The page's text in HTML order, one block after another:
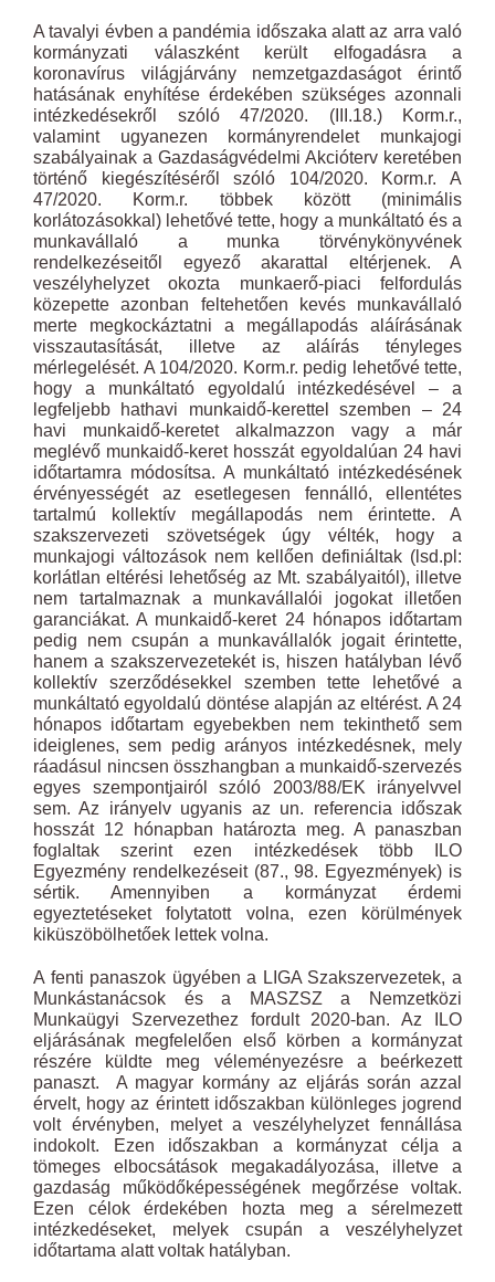
A tavalyi évben a pandémia időszaka alatt az arra való
kormányzati válaszként került elfogadásra a
koronavírus világjárvány nemzetgazdaságot érintő
hatásának enyhítése érdekében szükséges azonnali
intézkedésekről szóló 47/2020. (III.18.) Korm.r.,
valamint ugyanezen kormányrendelet munkajogi
szabályainak a Gazdaságvédelmi Akcióterv keretében
történő kiegészítéséről szóló 104/2020. Korm.r. A
47/2020. Korm.r. többek között (minimális
korlátozásokkal) lehetővé tette, hogy a munkáltató és a
munkavállaló a munka törvénykönyvének
rendelkezéseitől egyező akarattal eltérjenek. A
veszélyhelyzet okozta munkaerő-piaci felfordulás
közepette azonban feltehetően kevés munkavállaló
merte megkockáztatni a megállapodás aláírásának
visszautasítását, illetve az aláírás tényleges
mérlegelését. A 104/2020. Korm.r. pedig lehetővé tette,
hogy a munkáltató egyoldalú intézkedésével – a
legfeljebb hathavi munkaidő-kerettel szemben – 24
havi munkaidő-keretet alkalmazzon vagy a már
meglévő munkaidő-keret hosszát egyoldalúan 24 havi
időtartamra módosítsa. A munkáltató intézkedésének
érvényességét az esetlegesen fennálló, ellentétes
tartalmú kollektív megállapodás nem érintette. A
szakszervezeti szövetségek úgy vélték, hogy a
munkajogi változások nem kellően definiáltak (lsd.pl:
korlátlan eltérési lehetőség az Mt. szabályaitól), illetve
nem tartalmaznak a munkavállalói jogokat illetően
garanciákat. A munkaidő-keret 24 hónapos időtartam
pedig nem csupán a munkavállalók jogait érintette,
hanem a szakszervezetekét is, hiszen hatályban lévő
kollektív szerződésekkel szemben tette lehetővé a
munkáltató egyoldalú döntése alapján az eltérést. A 24
hónapos időtartam egyebekben nem tekinthető sem
ideiglenes, sem pedig arányos intézkedésnek, mely
ráadásul nincsen összhangban a munkaidő-szervezés
egyes szempontjairól szóló 2003/88/EK irányelvvel
sem. Az irányelv ugyanis az un. referencia időszak
hosszát 12 hónapban határozta meg. A panaszban
foglaltak szerint ezen intézkedések több ILO
Egyezmény rendelkezéseit (87., 98. Egyezmények) is
sértik. Amennyiben a kormányzat érdemi
egyeztetéseket folytatott volna, ezen körülmények
kiküszöbölhetőek lettek volna.
A fenti panaszok ügyében a LIGA Szakszervezetek, a
Munkástanácsok és a MASZSZ a Nemzetközi
Munkaügyi Szervezethez fordult 2020-ban. Az ILO
eljárásának megfelelően első körben a kormányzat
részére küldte meg véleményezésre a beérkezett
panaszt. A magyar kormány az eljárás során azzal
érvelt, hogy az érintett időszakban különleges jogrend
volt érvényben, melyet a veszélyhelyzet fennállása
indokolt. Ezen időszakban a kormányzat célja a
tömeges elbocsátások megakadályozása, illetve a
gazdaság működőképességének megőrzése voltak.
Ezen célok érdekében hozta meg a sérelmezett
intézkedéseket, melyek csupán a veszélyhelyzet
időtartama alatt voltak hatályban.